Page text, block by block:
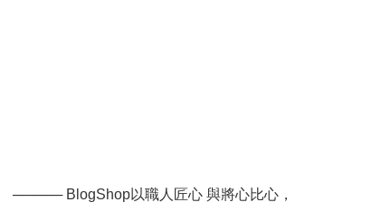
───── BlogShop以職人匠心 與將心比心，